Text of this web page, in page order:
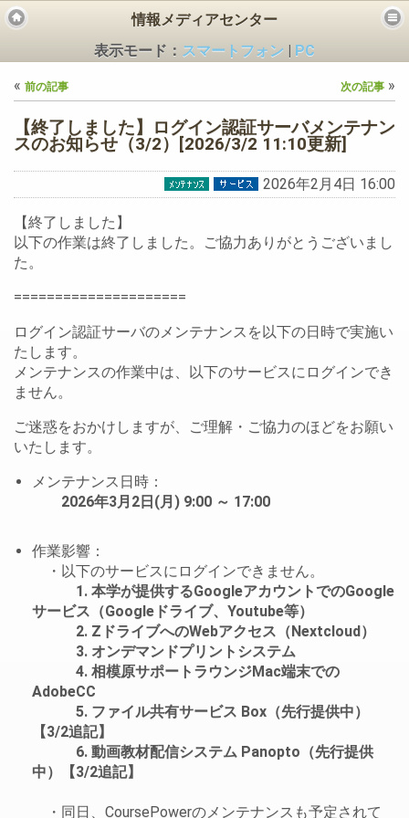
情報メディアセンター
表示モード： スマートフォン
PC
« 前の記事 次の記事 »
【終了しました】ログイン認証サーバメンテナン
スのお知らせ（3/2）[2026/3/2 11:10更新]
2026年2月4日 16:00
【終了しました】
以下の作業は終了しました。ご協力ありがとうございまし
た。
=====================
ログイン認証サーバのメンテナンスを以下の日時で実施い
たします。
メンテナンスの作業中は、以下のサービスにログインでき
ません。
ご迷惑をおかけしますが、ご理解・ご協力のほどをお願い
いたします。
メンテナンス日時：
2026年3月2日(月) 9:00 ～ 17:00
作業影響：
・以下のサービスにログインできません。
1. 本学が提供するGoogleアカウントでのGoogle
サービス（Googleドライブ、Youtube等）
2. ZドライブへのWebアクセス（Nextcloud）
3. オンデマンドプリントシステム
4. 相模原サポートラウンジMac端末での
AdobeCC
5. ファイル共有サービス Box（先行提供中）
【3/2追記】
6. 動画教材配信システム Panopto（先行提供
中）【3/2追記】
・同日、CoursePowerのメンテナンスも予定されて